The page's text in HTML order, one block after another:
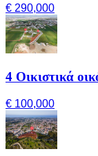
€ 290,000
4 Οικιστικά
€ 100,000